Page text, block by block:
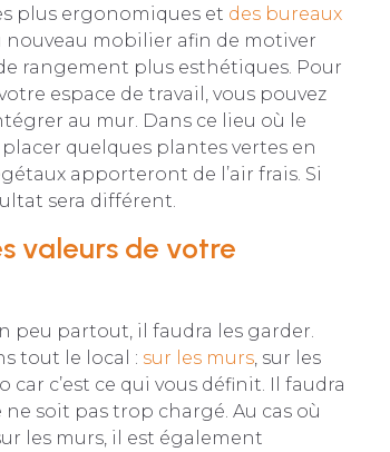
plus ergonomiques et des bureaux
nouveau mobilier afin de motiver
rangement plus esthétiques. Pour
espace de travail, vous pouvez
au mur. Dans ce lieu où le
quelques plantes vertes en
apporteront de l’air frais. Si
sera différent.
valeurs de votre
peu partout, il faudra les garder.
tout le local : sur les murs, sur les
c’est ce qui vous définit. Il faudra
soit pas trop chargé. Au cas où
les murs, il est également